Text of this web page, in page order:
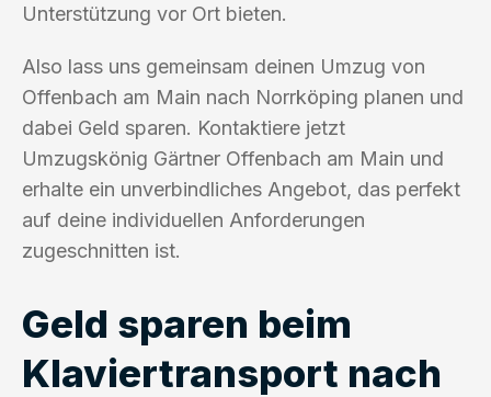
Unterstützung vor Ort bieten.
Also lass uns gemeinsam deinen Umzug von
Offenbach am Main nach Norrköping planen und
dabei Geld sparen. Kontaktiere jetzt
Umzugskönig Gärtner Offenbach am Main und
erhalte ein unverbindliches Angebot, das perfekt
auf deine individuellen Anforderungen
zugeschnitten ist.
Geld sparen beim
Klaviertransport nach